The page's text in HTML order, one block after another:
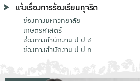
แจ้งเรื่องการร้องเรียนทุจริต
ช่องทางมหาวิทยาลัย
เกษตรศาสตร์
ช่องทางสำนักงาน ป.ป.ช.
ช่องทางสำนักงาน ป.ป.ท.